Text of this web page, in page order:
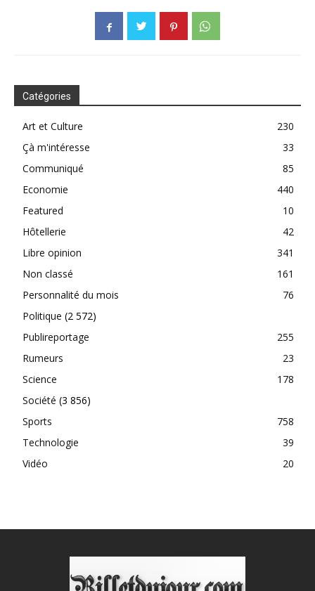
Catégories
Art et Culture
230
Çà m'intéresse
33
Communiqué
85
Economie
440
Featured
10
Hôtellerie
42
Libre opinion
341
Non classé
161
Personnalité du mois
76
Politique (2 572)
Publireportage
255
Rumeurs
23
Science
178
Société (3 856)
Sports
758
Technologie
39
Vidéo
20